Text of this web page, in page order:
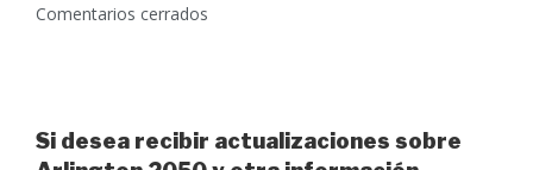
Comentarios cerrados
Si desea recibir actualizaciones sobre